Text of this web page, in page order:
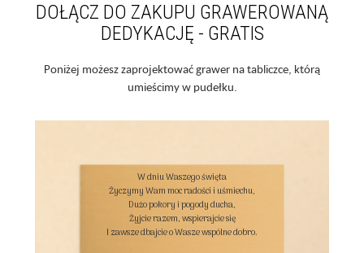
DOŁĄCZ DO ZAKUPU GRAWEROWANĄ
DEDYKACJĘ - GRATIS
Poniżej możesz zaprojektować grawer na tabliczce, którą
umieścimy w pudełku.
W dniu Waszego święta
Życzymy Wam moc radości i uśmiechu,
Dużo pokory i pogody ducha,
Żyjcie razem, wspierajcie się
I zawsze dbajcie o Wasze wspólne dobro.